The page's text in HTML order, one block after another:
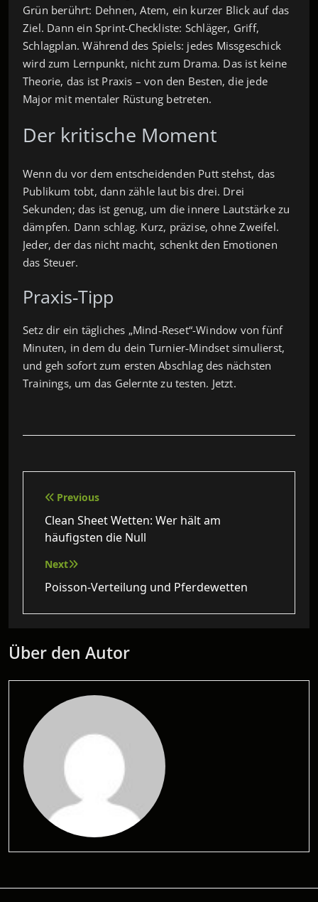
Grün berührt: Dehnen, Atem, ein kurzer Blick auf das
Ziel. Dann ein Sprint-Checkliste: Schläger, Griff,
Schlagplan. Während des Spiels: jedes Missgeschick
wird zum Lernpunkt, nicht zum Drama. Das ist keine
Theorie, das ist Praxis – von den Besten, die jede
Major mit mentaler Rüstung betreten.
Der kritische Moment
Wenn du vor dem entscheidenden Putt stehst, das
Publikum tobt, dann zähle laut bis drei. Drei
Sekunden; das ist genug, um die innere Lautstärke zu
dämpfen. Dann schlag. Kurz, präzise, ohne Zweifel.
Jeder, der das nicht macht, schenkt den Emotionen
das Steuer.
Praxis‑Tipp
Setz dir ein tägliches „Mind‑Reset“-Window von fünf
Minuten, in dem du dein Turnier‑Mindset simulierst,
und geh sofort zum ersten Abschlag des nächsten
Trainings, um das Gelernte zu testen. Jetzt.
Beitragsnavigation
Previous
Clean Sheet Wetten: Wer hält am
häufigsten die Null
Next
Poisson-Verteilung und Pferdewetten
Über den Autor